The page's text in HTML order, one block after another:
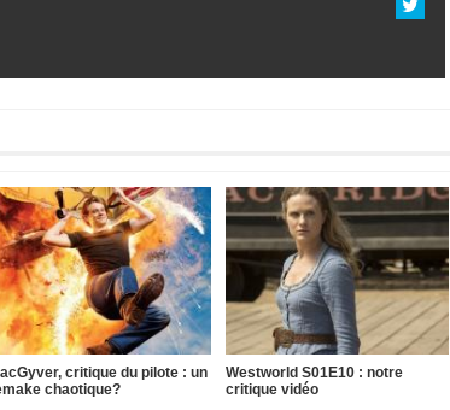
critique du pilote : un
chaotique?
Westworld S01E10 : notre
critique vidéo